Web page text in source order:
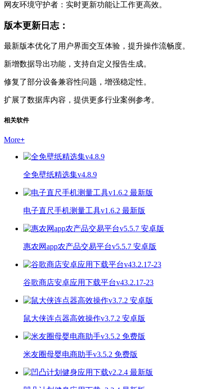
网友环境守护者：实时更新功能让工作更高效。
版本更新日志：
最新版本优化了用户界面交互体验，提升操作流畅度。
新增数据导出功能，支持自定义报告生成。
修复了部分设备兼容性问题，增强稳定性。
扩展了数据库内容，提供更多行业案例参考。
相关软件
More+
全免壁纸精选集v4.8.9
电子直尺手机测量工具v1.6.2 最新版
惠农网app农产品交易平台v5.5.7 安卓版
谷歌商店安卓应用下载平台v43.2.17-23
鼠大侠连点器高效操作v3.7.2 安卓版
米友圈母婴电商助手v3.5.2 免费版